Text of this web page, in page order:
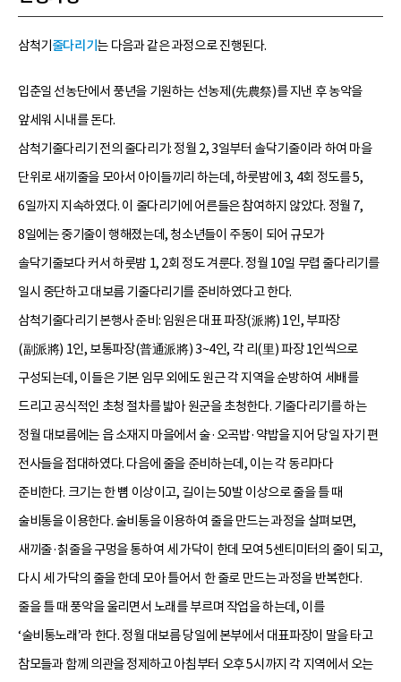
삼척기 줄다리기 는 다음과 같은 과정으로 진행된다.
입춘일 선농단에서 풍년을 기원하는 선농제(先農祭)를 지낸 후 농악을
앞세워 시내를 돈다.
삼척기줄다리기 전의 줄다리기: 정월 2, 3일부터 솔닥기줄이라 하여 마을
단위로 새끼줄을 모아서 아이들끼리 하는데, 하룻밤에 3, 4회 정도를 5,
6일까지 지속하였다. 이 줄다리기에 어른들은 참여하지 않았다. 정월 7,
8일에는 중기줄이 행해졌는데, 청소년들이 주동이 되어 규모가
솔닥기줄보다 커서 하룻밤 1, 2회 정도 겨룬다. 정월 10일 무렵 줄다리기를
일시 중단하고 대보름 기줄다리기를 준비하였다고 한다.
삼척기줄다리기 본행사 준비: 임원은 대표 파장(派將) 1인, 부파장
(副派將) 1인, 보통파장(普通派將) 3~4인, 각 리(里) 파장 1인씩으로
구성되는데, 이들은 기본 임무 외에도 원근 각 지역을 순방하여 세배를
드리고 공식적인 초청 절차를 밟아 원군을 초청한다. 기줄다리기를 하는
정월 대보름에는 읍 소재지 마을에서 술·오곡밥·약밥을 지어 당일 자기 편
전사들을 접대하였다. 다음에 줄을 준비하는데, 이는 각 동리마다
준비한다. 크기는 한 뼘 이상이고, 길이는 50발 이상으로 줄을 틀 때
술비통을 이용한다. 술비통을 이용하여 줄을 만드는 과정을 살펴보면,
새끼줄·칡줄을 구멍을 통하여 세 가닥이 한데 모여 5센티미터의 줄이 되고,
다시 세 가닥의 줄을 한데 모아 틀어서 한 줄로 만드는 과정을 반복한다.
줄을 틀 때 풍악을 울리면서 노래를 부르며 작업을 하는데, 이를
‘술비통노래’라 한다. 정월 대보름 당일에 본부에서 대표파장이 말을 타고
참모들과 함께 의관을 정제하고 아침부터 오후 5시까지 각 지역에서 오는